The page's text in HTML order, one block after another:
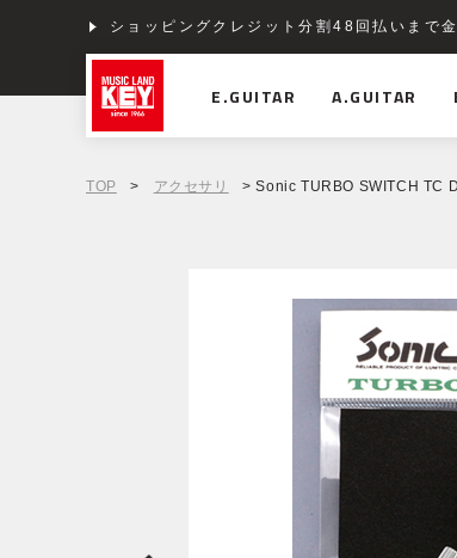
ショッピングクレジット分割48回払いまで
E.GUITAR A.GUITAR
TOP > アクセサリ > Sonic TURBO SWITCH TC